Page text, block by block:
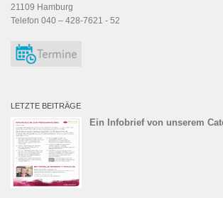
21109 Hamburg
Telefon 040 – 428-7621 - 52
LETZTE BEITRÄGE
Ein Infobrief von unserem